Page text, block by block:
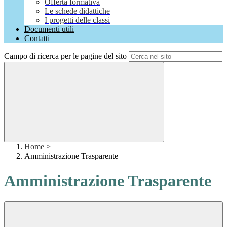
Offerta formativa
Le schede didattiche
I progetti delle classi
Documenti utili
Contatti
Campo di ricerca per le pagine del sito
Home >
Amministrazione Trasparente
Amministrazione Trasparente